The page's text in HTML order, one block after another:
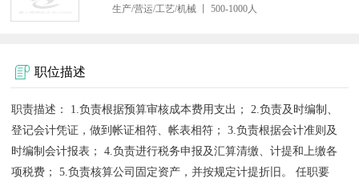
生产/营运/工艺/机械 丨 500-1000人
职位描述
职责描述： 1.负责根据预算审核成本费用支出； 2.负责及时编制、
登记会计凭证，做到帐证相符、帐表相符； 3.负责根据会计准则及
时编制会计报表； 4.负责进行税务申报及汇算清缴、计提和上缴各
项税费； 5.负责核算公司固定资产，并按规定计提折旧。 任职要